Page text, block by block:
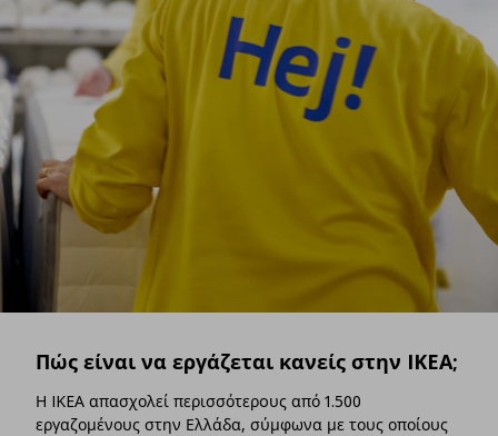
Πώς είναι να εργάζεται κανείς στην IKEA;
Η IKEA απασχολεί περισσότερoυς από 1.500
εργαζομένους στην Ελλάδα, σύμφωνα με τους οποίους